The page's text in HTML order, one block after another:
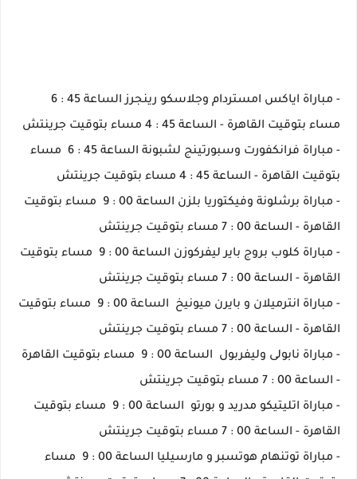
مساء بتوقيت القاهرة - الساعة 45 : 4 مساء بتوقيت جرينتش
- مباراة فرانكفورت وسبورتينج لشبونة الساعة 45 : 6 مساء
بتوقيت القاهرة - الساعة 45 : 4 مساء بتوقيت جرينتش
- مباراة برشلونة وفيكتوريا بلزن الساعة 00 : 9 مساء بتوقيت
القاهرة - الساعة 00 : 7 مساء بتوقيت جرينتش
- مباراة كلوب بروج باير ليفركوزن الساعة 00 : 9 مساء بتوقيت
القاهرة - الساعة 00 : 7 مساء بتوقيت جرينتش
- مباراة انترميلان و بايرن ميونيخ الساعة 00 : 9 مساء بتوقيت
القاهرة - الساعة 00 : 7 مساء بتوقيت جرينتش
- مباراة نابولى وليفربول الساعة 00 : 9 مساء بتوقيت القاهرة
- الساعة 00 : 7 مساء بتوقيت جرينتش
- مباراة اتليتيكو مدريد و بورتو الساعة 00 : 9 مساء بتوقيت
القاهرة - الساعة 00 : 7 مساء بتوقيت جرينتش
- مباراة توتنهام هوتسبر و مارسيليا الساعة 00 : 9 مساء